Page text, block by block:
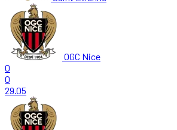
OGC Nice
0
0
29.05